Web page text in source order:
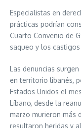
Especialistas en
prácticas podrían
Cuarto Convenio de
saqueo y los
Las denuncias
en territorio libanés,
Estados Unidos el
Líbano, desde la
marzo murieron más
resultaron heridas y